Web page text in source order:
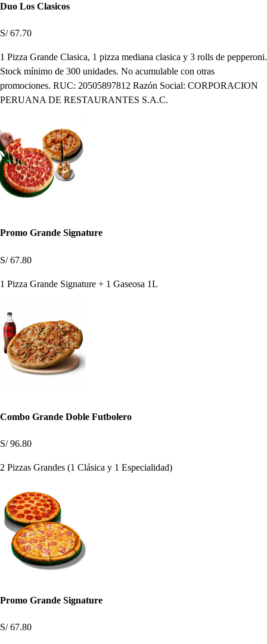
Duo Los Clasicos
S/ 67.70
1 Pizza Grande Clasica, 1 pizza mediana clasica y 3 rolls de pepperoni.
Stock mínimo de 300 unidades. No acumulable con otras
promociones. RUC: 20505897812 Razón Social: CORPORACION
PERUANA DE RESTAURANTES S.A.C.
Promo Grande Signature
S/ 67.80
1 Pizza Grande Signature + 1 Gaseosa 1L
Combo Grande Doble Futbolero
S/ 96.80
2 Pizzas Grandes (1 Clásica y 1 Especialidad)
Promo Grande Signature
S/ 67.80